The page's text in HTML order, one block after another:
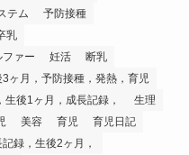
テム
予防接種
乳
ァー 妊活
断乳
3ヶ月，予防接種，発熱，育児
生後1ヶ月，成長記録，
生理
美容 育児
育児日記
録，生後2ヶ月，